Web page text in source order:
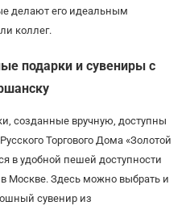
делают его идеальным
коллег.
подарки и сувениры с
созданные вручную, доступны
Торгового Дома «Золотой
в удобной пешей доступности
Москве. Здесь можно выбрать и
сувенир из